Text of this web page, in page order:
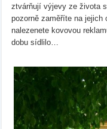
ztvárňují výjevy ze života
pozorně zaměříte na jejich
nalezenete kovovou
dobu sídlilo…